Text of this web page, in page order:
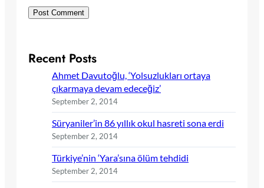
Recent Posts
Ahmet Davutoğlu, ‘Yolsuzlukları ortaya
çıkarmaya devam edeceğiz’
September 2, 2014
Süryaniler’in 86 yıllık okul hasreti sona erdi
September 2, 2014
Türkiye’nin ‘Yara’sına ölüm tehdidi
September 2, 2014